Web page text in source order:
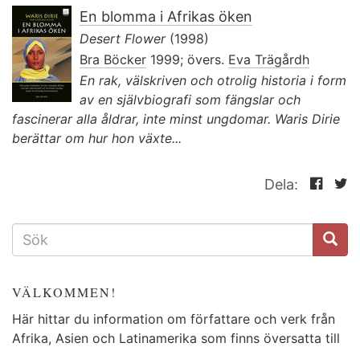
En blomma i Afrikas öken
Desert Flower(1998)
Bra Böcker 1999; övers. Eva Trägårdh
En rak, välskriven och otrolig historia i form
av en självbiografi som fängslar och
fascinerar alla åldrar, inte minst ungdomar. Waris Dirie
berättar om hur hon växte...
Dela:
SÖKFORMULÄR
VÄLKOMMEN!
Här hittar du information om författare och verk från
Afrika, Asien och Latinamerika som finns översatta till